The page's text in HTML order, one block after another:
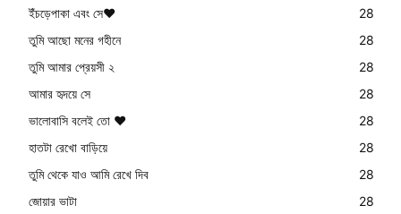
ইঁচড়েপাকা এবং সে❤️
28
তুমি আছো মনের গহীনে
28
তুমি আমার প্রেয়সী ২
28
আমার হৃদয়ে সে
28
ভালোবাসি বলেই তো ❤️
28
হাতটা রেখো বাড়িয়ে
28
তুমি থেকে যাও আমি রেখে দিব
28
জোয়ার ভাটা
28